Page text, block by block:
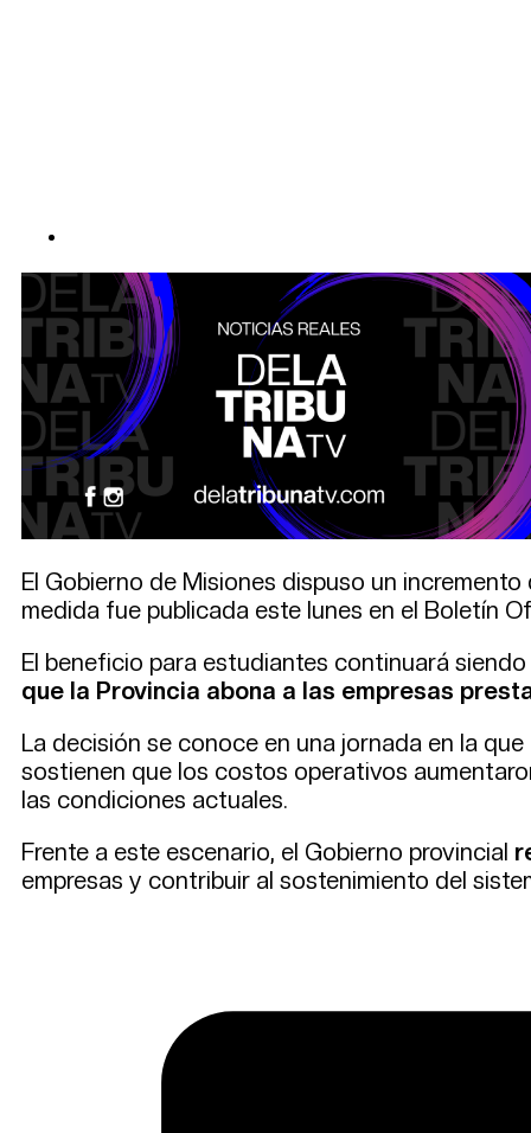
El Gobierno de Misiones dispuso un
medida fue publicada este lunes en el Boletín
El beneficio para estudiantes continuará
que la Provincia abona a las empresas
La decisión se conoce en una jornada en la que
sostienen que los costos operativos
las condiciones actuales.
Frente a este escenario, el Gobierno provincial
empresas y contribuir al sostenimiento del